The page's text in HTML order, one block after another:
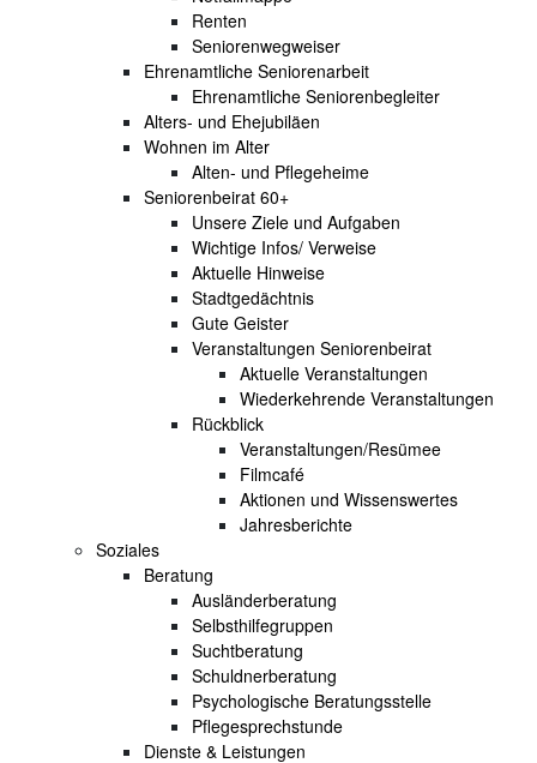
Renten
Seniorenwegweiser
Ehrenamtliche Seniorenarbeit
Ehrenamtliche Seniorenbegleiter
Alters- und Ehejubiläen
Wohnen im Alter
Alten- und Pflegeheime
Seniorenbeirat 60+
Unsere Ziele und Aufgaben
Wichtige Infos/ Verweise
Aktuelle Hinweise
Stadtgedächtnis
Gute Geister
Veranstaltungen Seniorenbeirat
Aktuelle Veranstaltungen
Wiederkehrende Veranstaltungen
Rückblick
Veranstaltungen/Resümee
Filmcafé
Aktionen und Wissenswertes
Jahresberichte
Soziales
Beratung
Ausländerberatung
Selbsthilfegruppen
Suchtberatung
Schuldnerberatung
Psychologische Beratungsstelle
Pflegesprechstunde
Dienste & Leistungen